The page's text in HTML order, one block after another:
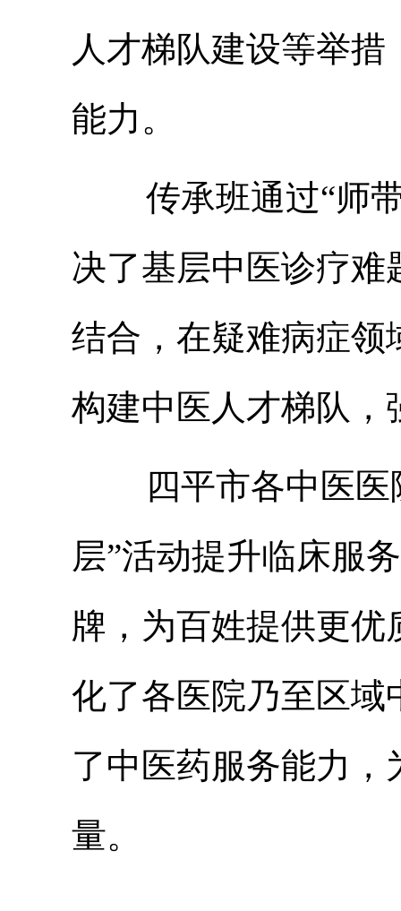
人才梯队建设等举
能力。
传承班通过“师带
决了基层中医诊疗
结合，在疑难病症领
构建中医人才梯队，
四平市各中医医
层”活动提升临床服
牌，为百姓提供更
化了各医院乃至区域
了中医药服务能力
量。